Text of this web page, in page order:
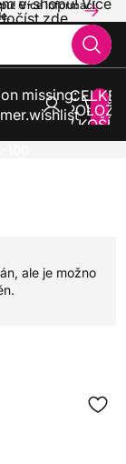
Více informací
e-shopu! Více
zde.
missing:
V
0
ale je možno